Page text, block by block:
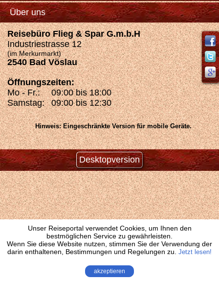
Über uns
Reisebüro Flieg & Spar G.m.b.H
Industriestrasse 12
(im Merkurmarkt)
2540 Bad Vöslau
Öffnungszeiten:
Mo - Fr.:
09:00 bis 18:00
Samstag: 09:00 bis 12:30
Hinweis: Eingeschränkte Version für mobile Geräte.
Desktopversion
Unser Reiseportal verwendet Cookies, um Ihnen den
bestmöglichen Service zu gewährleisten.
Wenn Sie diese Website nutzen, stimmen Sie der Verwendung der
darin enthaltenen, Bestimmungen und Regelungen zu. Jetzt lesen!